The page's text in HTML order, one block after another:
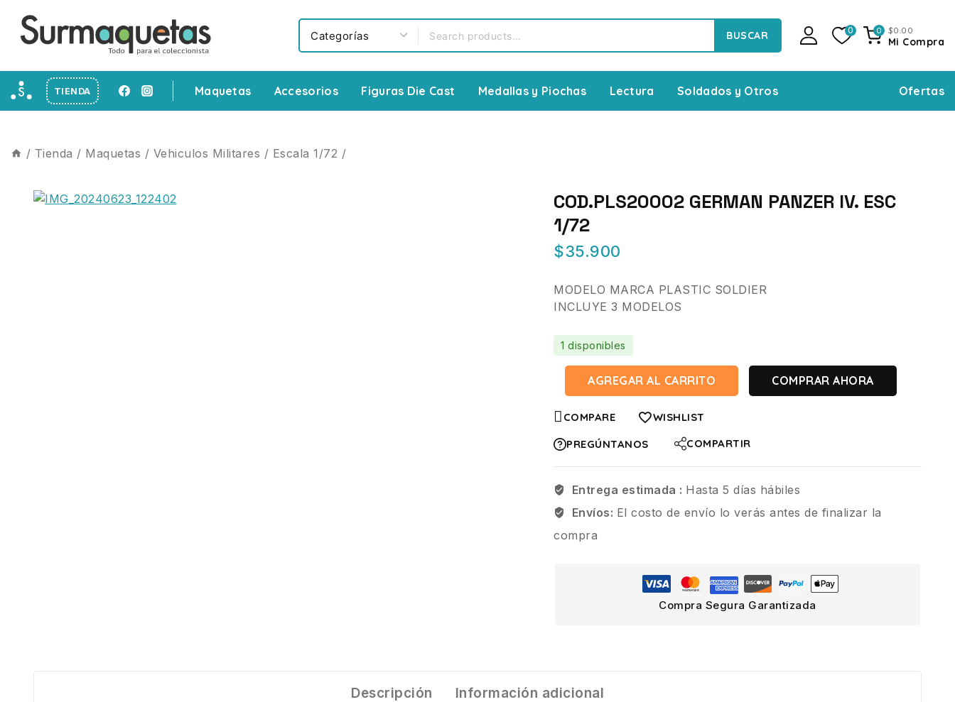
BUSCAR 0 0 $0 .00
Mi Compra
TIENDA Maquetas Accesorios Figuras Die Cast Medallas y Piochas Lectura Soldados y Otros Ofertas
/ Tienda / Maquetas / Vehiculos Militares / Escala 1/72 /
COD.PLS20002 GERMAN PANZER IV. ESC
1/72
$35.900
MODELO MARCA PLASTIC SOLDIER
INCLUYE 3 MODELOS
1 disponibles
AGREGAR AL CARRITO COMPRAR AHORA
COMPARE
WISHLIST
PREGÚNTANOS
COMPARTIR
Entrega estimada : Hasta 5 días hábiles
Envíos: El costo de envío lo verás antes de finalizar la
compra
Compra Segura Garantizada
Descripción Información adicional